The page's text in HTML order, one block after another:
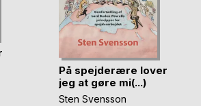
På spejderære lover
jeg at gøre mi(...)
Sten Svensson